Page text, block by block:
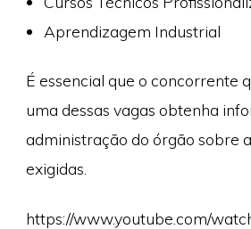
Aprendizagem Industrial
É essencial que o concorrente
uma dessas vagas obtenha
administração do órgão sobre
exigidas.
https://www.youtube.com/